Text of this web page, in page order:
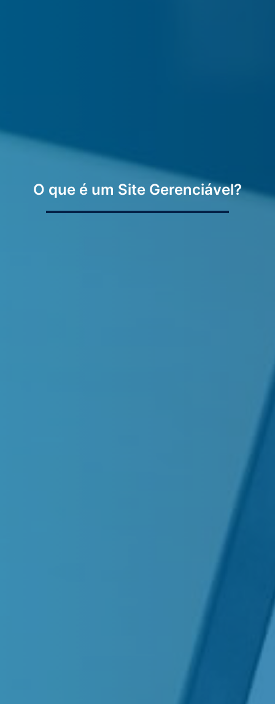
O que é um Site Gerenciável?